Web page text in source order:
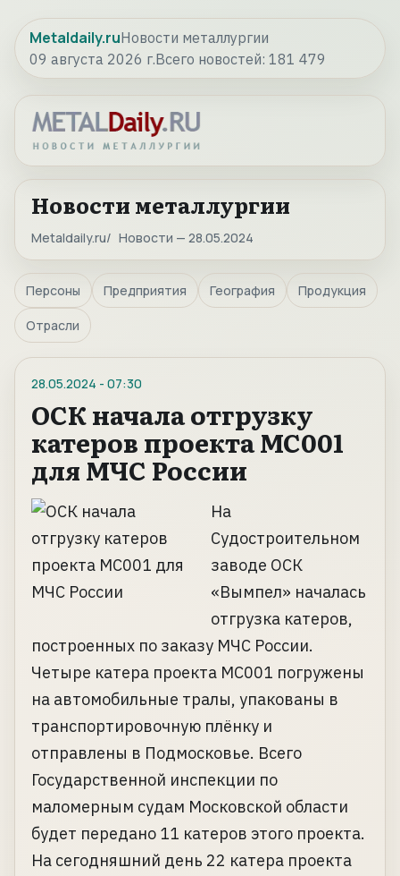
Metaldaily.ruНовости металлургии
09 августа 2026 г.Всего новостей: 181 479
Новости металлургии
Metaldaily.ru Новости — 28.05.2024
Персоны Предприятия География Продукция
Отрасли
28.05.2024 - 07:30
ОСК начала отгрузку
катеров проекта МС001
для МЧС России
На
Судостроительном
заводе ОСК
«Вымпел» началась
отгрузка катеров,
построенных по заказу МЧС России.
Четыре катера проекта МС001 погружены
на автомобильные тралы, упакованы в
транспортировочную плёнку и
отправлены в Подмосковье. Всего
Государственной инспекции по
маломерным судам Московской области
будет передано 11 катеров этого проекта.
На сегодняшний день 22 катера проекта